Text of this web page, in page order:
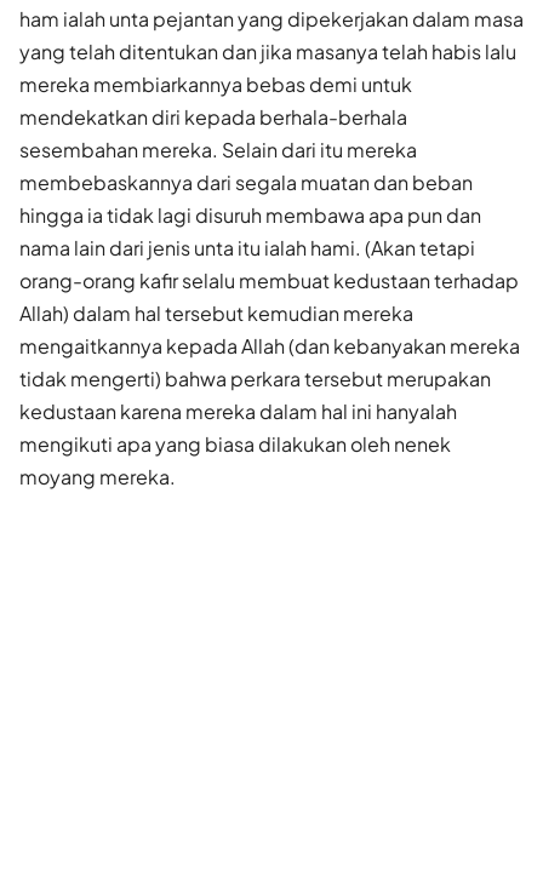
ham ialah unta pejantan yang dipekerjakan dalam masa
yang telah ditentukan dan jika masanya telah habis lalu
mereka membiarkannya bebas demi untuk
mendekatkan diri kepada berhala-berhala
sesembahan mereka. Selain dari itu mereka
membebaskannya dari segala muatan dan beban
hingga ia tidak lagi disuruh membawa apa pun dan
nama lain dari jenis unta itu ialah hami. (Akan tetapi
orang-orang kafir selalu membuat kedustaan terhadap
Allah) dalam hal tersebut kemudian mereka
mengaitkannya kepada Allah (dan kebanyakan mereka
tidak mengerti) bahwa perkara tersebut merupakan
kedustaan karena mereka dalam hal ini hanyalah
mengikuti apa yang biasa dilakukan oleh nenek
moyang mereka.